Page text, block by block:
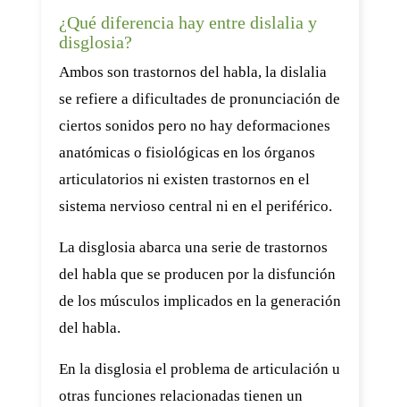
¿Qué diferencia hay entre dislalia y
disglosia?
Ambos son trastornos del habla, la dislalia
se refiere a dificultades de pronunciación de
ciertos sonidos pero no hay deformaciones
anatómicas o fisiológicas en los órganos
articulatorios ni existen trastornos en el
sistema nervioso central ni en el periférico.
La disglosia abarca una serie de trastornos
del habla que se producen por la disfunción
de los músculos implicados en la generación
del habla.
En la disglosia el problema de articulación u
otras funciones relacionadas tienen un